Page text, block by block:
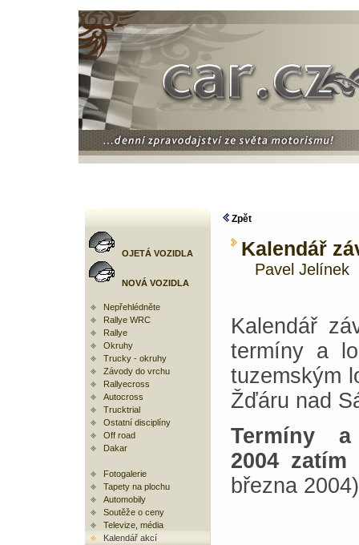
OJETÁ VOZIDLA
NOVÁ VOZIDLA
Nepřehlédněte
Rallye WRC
Rallye
Okruhy
Trucky - okruhy
Závody do vrchu
Rallyecross
Autocross
Trucktrial
Ostatní disciplíny
Off road
Dakar
Fotogalerie
Tapety na plochu
Automobily
Soutěže o ceny
Televize, média
Kalendář akcí
Zpět
Kalendář
Pavel Jelínek
Kalendář
termíny a
tuzemským
Žďáru nad
Termíny
2004
března 2004)